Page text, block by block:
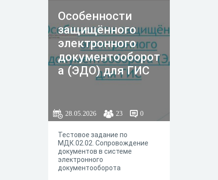
Особенности
защищённого
электронного
документооборот
а (ЭДО) для ГИС
28.05.2026 23 0
Тестовое задание по
МДК.02.02. Сопровождение
документов в системе
электронного
документооборота